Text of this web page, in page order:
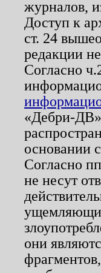
журналов,
Доступ к
ст. 24
редакции
Согласно
«Дебри-
основании
Согласно
не несут
они